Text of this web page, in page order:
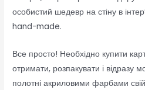
особистий шедевр на стіну в
hand-made.
Все просто! Необхідно купити
отримати, розпакувати і відразу
полотні акриловими фарбами